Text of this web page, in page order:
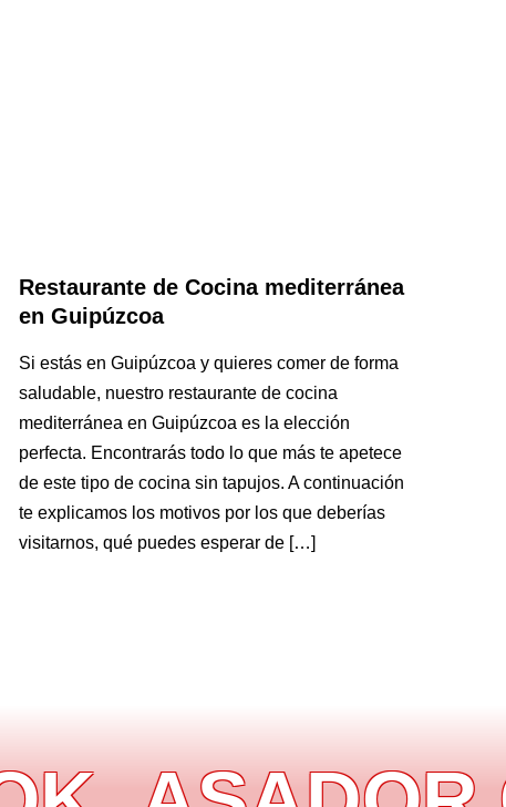
Restaurante de Cocina mediterránea
en Guipúzcoa
Si estás en Guipúzcoa y quieres comer de forma
saludable, nuestro restaurante de cocina
mediterránea en Guipúzcoa es la elección
perfecta. Encontrarás todo lo que más te apetece
de este tipo de cocina sin tapujos. A continuación
te explicamos los motivos por los que deberías
visitarnos, qué puedes esperar de […]